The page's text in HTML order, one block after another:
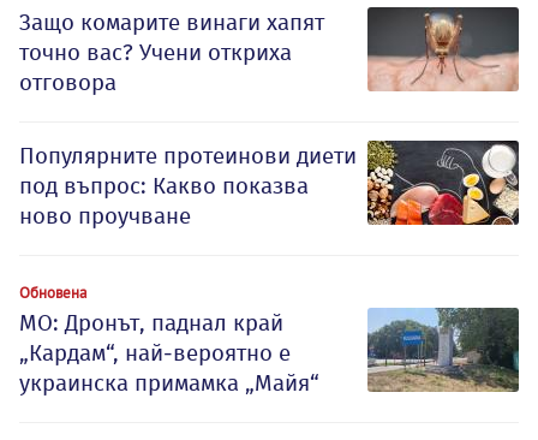
Защо комарите винаги хапят
точно вас? Учени откриха
отговора
Популярните протеинови диети
под въпрос: Какво показва
ново проучване
Обновена
МО: Дронът, паднал край
„Кардам“, най-вероятно е
украинска примамка „Майя“